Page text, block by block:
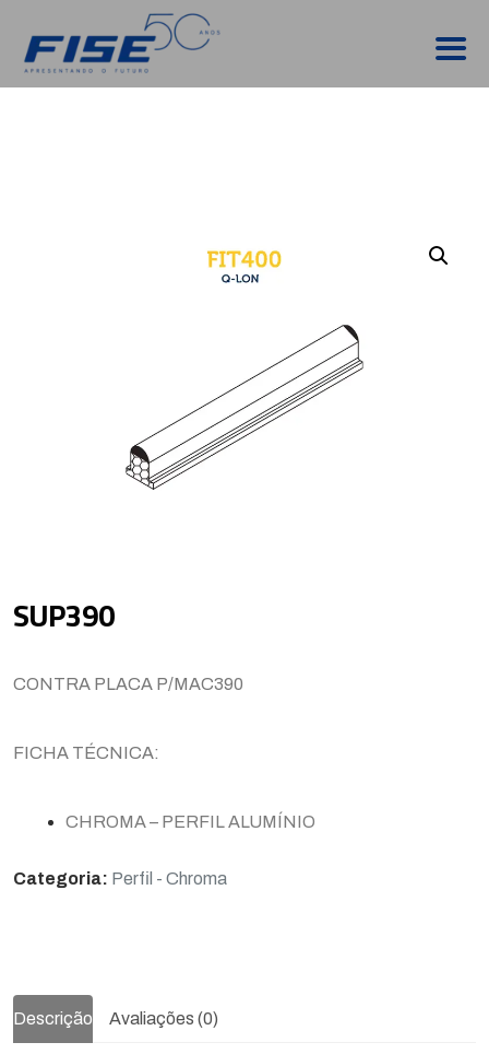
SUP390
CONTRA PLACA P/MAC390
FICHA TÉCNICA:
CHROMA – PERFIL ALUMÍNIO
Categoria: Perfil - Chroma
Descrição Avaliações (0)